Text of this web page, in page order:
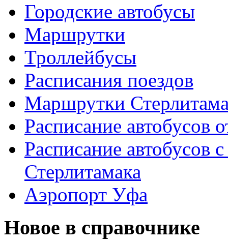
Городские автобусы
Маршрутки
Троллейбусы
Расписания поездов
Маршрутки
Расписание автобусов
Расписание автобусов
Стерлитамака
Аэропорт Уфа
Новое в справочнике